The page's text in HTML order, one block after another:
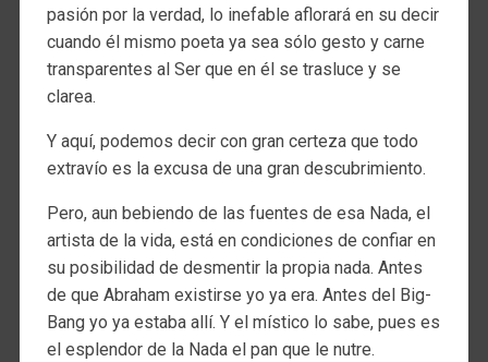
pasión por la verdad, lo inefable aflorará en su decir
cuando él mismo poeta ya sea sólo gesto y carne
transparentes al Ser que en él se trasluce y se
clarea.
Y aquí, podemos decir con gran certeza que todo
extravío es la excusa de una gran descubrimiento.
Pero, aun bebiendo de las fuentes de esa Nada, el
artista de la vida, está en condiciones de confiar en
su posibilidad de desmentir la propia nada. Antes
de que Abraham existirse yo ya era. Antes del Big-
Bang yo ya estaba allí. Y el místico lo sabe, pues es
el esplendor de la Nada el pan que le nutre.